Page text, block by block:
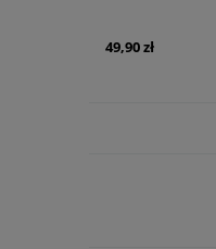
49,90 zł